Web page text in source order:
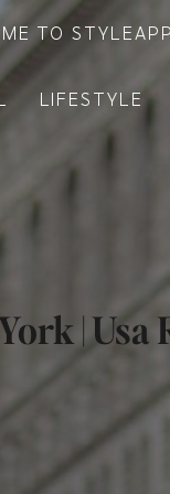
TO
LIFESTYLE
| Usa